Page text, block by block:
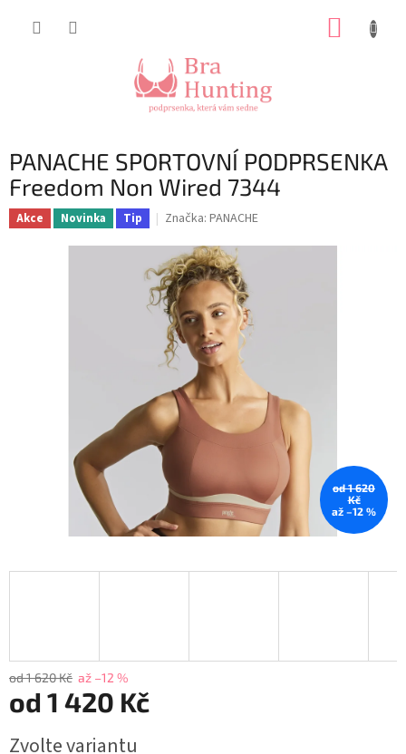
PANACHE SPORTOVNÍ PODPRSENKA
Freedom Non Wired 7344
Akce Novinka Tip Značka: PANACHE
od 1 620
Kč
až –12 %
od 1 620 Kč až –12 %
od 1 420 Kč
cena:
Zvolte variantu